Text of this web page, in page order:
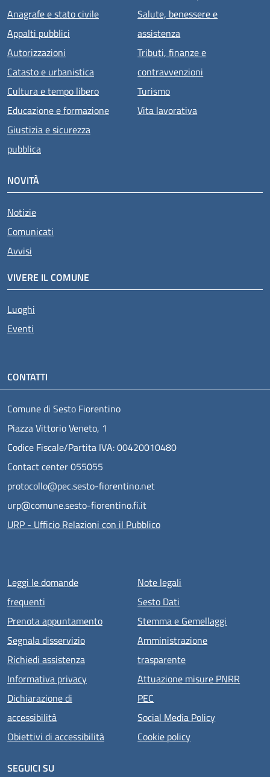
Anagrafe e stato civile
Appalti pubblici
Autorizzazioni
Catasto e urbanistica
Cultura e tempo libero
Educazione e formazione
Giustizia e sicurezza
pubblica
Salute, benessere e
assistenza
Tributi, finanze e
contravvenzioni
Turismo
Vita lavorativa
NOVITÀ
Notizie
Comunicati
Avvisi
VIVERE IL COMUNE
Luoghi
Eventi
CONTATTI
Comune di Sesto Fiorentino
Piazza Vittorio Veneto, 1
Codice Fiscale/Partita IVA: 00420010480
Contact center 055055
protocollo@pec.sesto-fiorentino.net
urp@comune.sesto-fiorentino.fi.it
URP - Ufficio Relazioni con il Pubblico
Menu piè di pagina
Leggi le domande
frequenti
Prenota appuntamento
Segnala disservizio
Richiedi assistenza
Informativa privacy
Dichiarazione di
accessibilità
Obiettivi di accessibilità
Note legali
Sesto Dati
Stemma e Gemellaggi
Amministrazione
trasparente
Attuazione misure PNRR
PEC
Social Media Policy
Cookie policy
SEGUICI SU